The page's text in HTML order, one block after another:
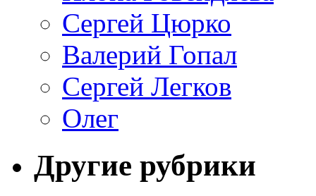
Сергей Цюрко
Валерий Гопал
Сергей Легков
Олег
Другие рубрики